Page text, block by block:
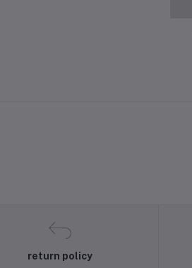
return policy